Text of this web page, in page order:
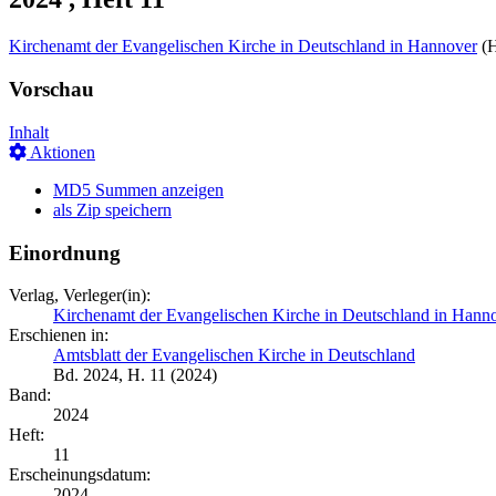
Kirchenamt der Evangelischen Kirche in Deutschland in Hannover
Vorschau
Inhalt
Aktionen
MD5 Summen anzeigen
als Zip speichern
Einordnung
Verlag, Verleger(in):
Kirchenamt der Evangelischen Kirche in Deutschland in
Erschienen in:
Amtsblatt der Evangelischen Kirche in Deutschland
Bd. 2024, H. 11 (2024)
Band:
2024
Heft:
11
Erscheinungsdatum: